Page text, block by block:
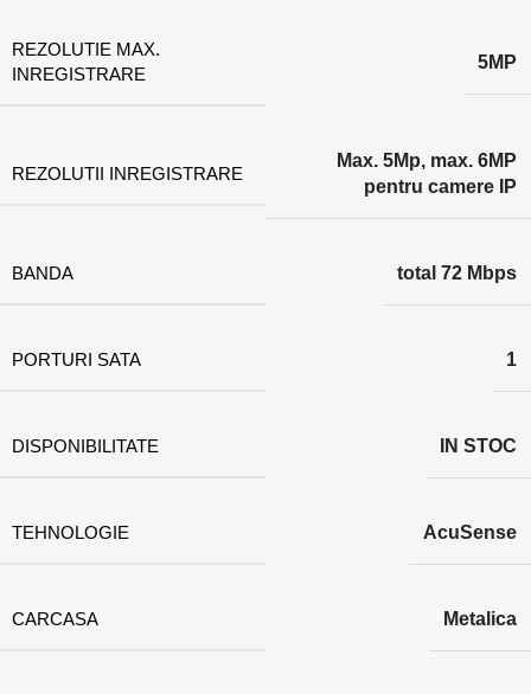
REZOLUTIE MAX.
INREGISTRARE
5MP
REZOLUTII INREGISTRARE
Max. 5Mp, max. 6MP
pentru camere IP
BANDA total 72 Mbps
PORTURI SATA 1
DISPONIBILITATE IN STOC
TEHNOLOGIE AcuSense
CARCASA Metalica